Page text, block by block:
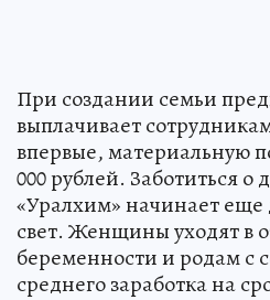
При создании семьи
выплачивает
впервые, материальную
000 рублей. Заботиться о
«Уралхим» начинает еще
свет. Женщины уходят в
беременности и родам с
среднего заработка на